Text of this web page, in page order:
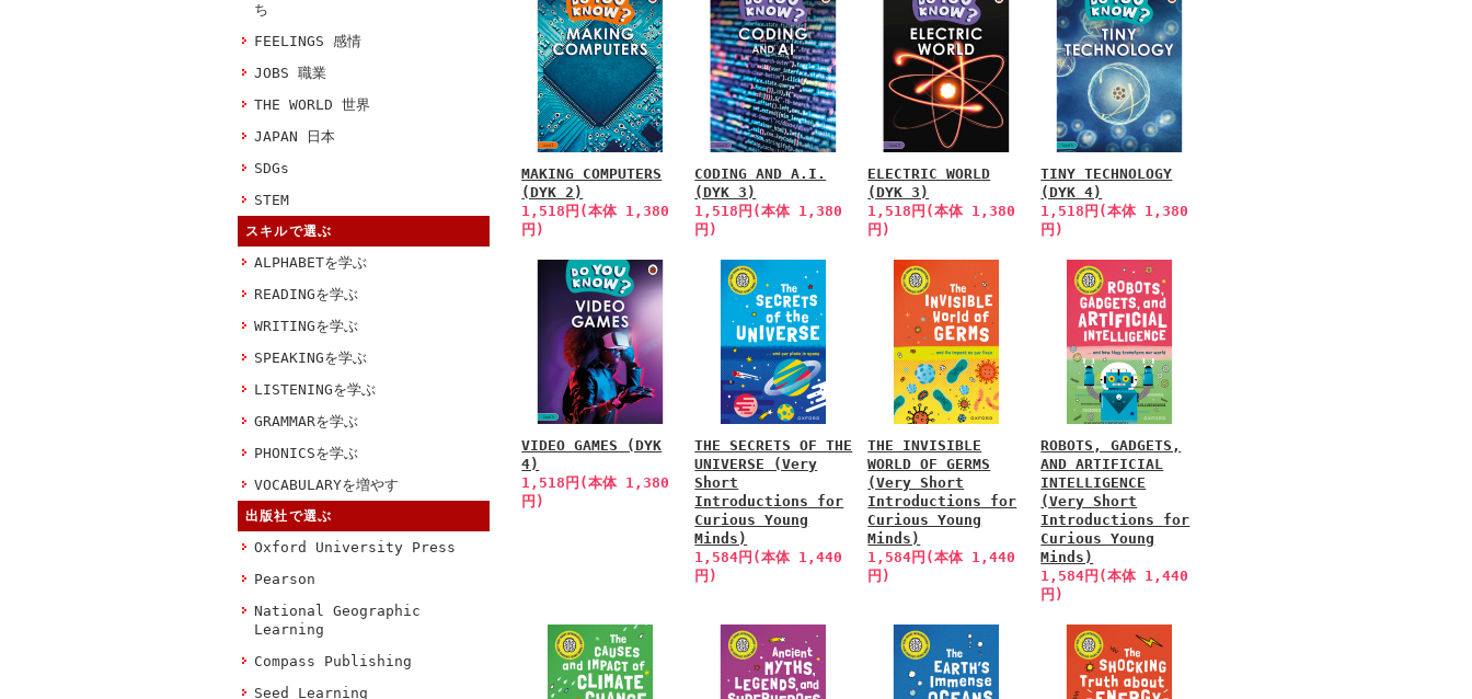
ち
FEELINGS 感情
JOBS 職業
THE WORLD 世界
JAPAN 日本
SDGs
STEM
スキルで選ぶ
ALPHABETを学ぶ
READINGを学ぶ
WRITINGを学ぶ
SPEAKINGを学ぶ
LISTENINGを学ぶ
GRAMMARを学ぶ
PHONICSを学ぶ
VOCABULARYを増やす
出版社で選ぶ
Oxford University Press
Pearson
National Geographic
Learning
Compass Publishing
Seed Learning
MAKING COMPUTERS
(DYK 2)
1,518円(本体 1,380
円)
CODING AND A.I.
(DYK 3)
1,518円(本体 1,380
円)
ELECTRIC WORLD
(DYK 3)
1,518円(本体 1,380
円)
TINY TECHNOLOGY
(DYK 4)
1,518円(本体 1,380
円)
VIDEO GAMES (DYK
4)
1,518円(本体 1,380
円)
THE SECRETS OF THE
UNIVERSE (Very
Short
Introductions for
Curious Young
Minds)
1,584円(本体 1,440
円)
THE INVISIBLE
WORLD OF GERMS
(Very Short
Introductions for
Curious Young
Minds)
1,584円(本体 1,440
円)
ROBOTS, GADGETS,
AND ARTIFICIAL
INTELLIGENCE
(Very Short
Introductions for
Curious Young
Minds)
1,584円(本体 1,440
円)